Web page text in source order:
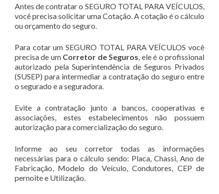
Antes de contratar o SEGURO TOTAL PARA VEÍCULOS,
você precisa solicitar uma Cotação. A cotação é o cálculo
ou orçamento do seguro.
Para cotar um SEGURO TOTAL PARA VEÍCULOS você
precisa de um Corretor de Seguros, ele é o profissional
autorizado pela Superintendência de Seguros Privados
(SUSEP) para intermediar a contratação do seguro entre
o segurado e a seguradora.
Evite a contratação junto a bancos, cooperativas e
associações, estes estabelecimentos não possuem
autorização para comercialização do seguro.
Informe ao seu corretor todas as informações
necessárias para o cálculo sendo: Placa, Chassi, Ano de
Fabricação, Modelo do Veículo, Condutores, CEP de
pernoite e Utilização.